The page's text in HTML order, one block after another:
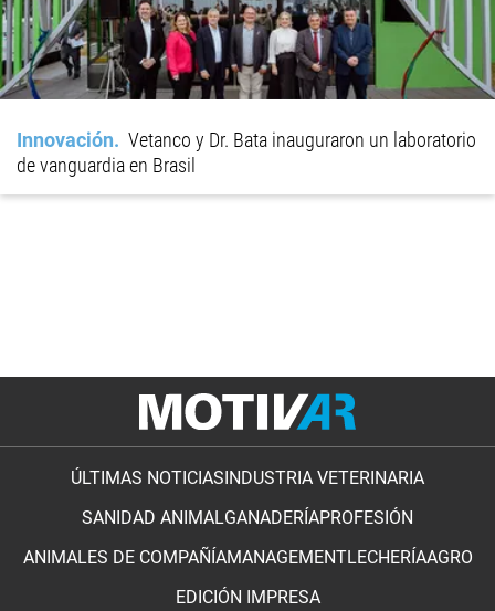
Innovación
Vetanco y Dr. Bata inauguraron un laboratorio
de vanguardia en Brasil
ÚLTIMAS NOTICIAS INDUSTRIA VETERINARIA
SANIDAD ANIMALGANADERÍAPROFESIÓN
ANIMALES DE COMPAÑÍAMANAGEMENTLECHERÍAAGRO
EDICIÓN IMPRESA